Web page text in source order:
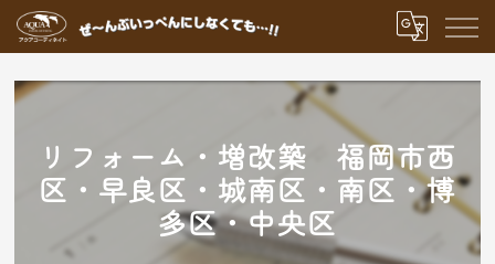
リフォーム・増改築 福岡市西
区・早良区・城南区・南区・博
多区・中央区